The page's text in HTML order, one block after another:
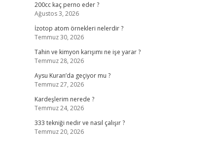
200cc kaç perno eder ?
Ağustos 3, 2026
İzotop atom örnekleri nelerdir ?
Temmuz 30, 2026
Tahin ve kimyon karışımı ne işe yarar ?
Temmuz 28, 2026
Aysu Kuran’da geçiyor mu ?
Temmuz 27, 2026
Kardeşlerim nerede ?
Temmuz 24, 2026
333 tekniği nedir ve nasıl çalışır ?
Temmuz 20, 2026